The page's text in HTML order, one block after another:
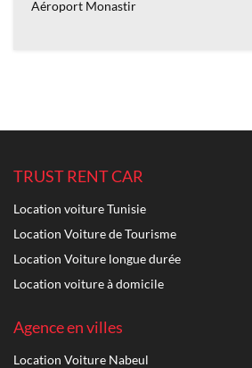
Aéroport Monastir
TRUST RENT CAR
Location voiture Tunisie
Location Voiture de Tourisme
Location Voiture longue durée
Location voiture à domicile
Agence en villes
Location Voiture Nabeul